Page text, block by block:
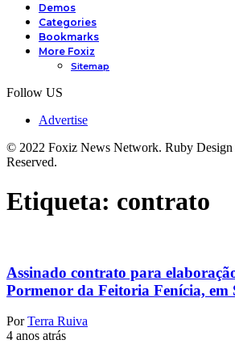
Demos
Categories
Bookmarks
More Foxiz
Sitemap
Follow US
Advertise
© 2022 Foxiz News Network. Ruby
Reserved.
Etiqueta: contrato
Assinado contrato para
Pormenor da Feitoria Fenícia, em
Por Terra Ruiva
4 anos atrás